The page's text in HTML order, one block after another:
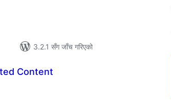
3.2.1 सँग जाँच गरिएको
Content